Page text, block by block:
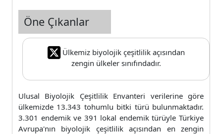
Öne Çıkanlar
Ülkemiz biyolojik çeşitlilik açısından
zengin ülkeler sınıfındadır.
Ulusal Biyolojik Çeşitlilik Envanteri verilerine göre
ülkemizde 13.343 tohumlu bitki türü bulunmaktadır.
3.301 endemik ve 391 lokal endemik türüyle Türkiye
Avrupa'nın biyolojik çeşitlilik açısından en zengin